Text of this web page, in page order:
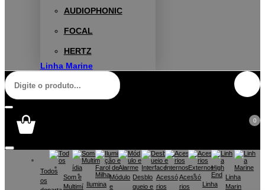
AUDIOPHONIC
FOCAL
HERTZ
Linha Marine
0
Todos
os
Som e
Multimí Ilumina
Módulo
e
Desblo
queio e
Acessó
rios
Acessó
rios
Linha
Linha
Marin